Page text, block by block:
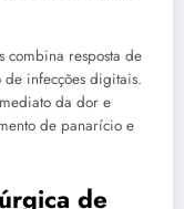
combina resposta de
infecções digitais.
da dor e
de panarício e
de